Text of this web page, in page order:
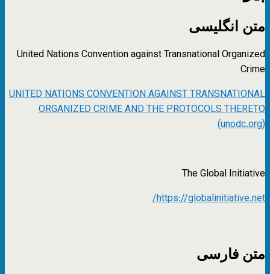
متن انگلیسی
United Nations Convention against Transnational Organized
Crime
UNITED NATIONS CONVENTION AGAINST TRANSNATIONAL
ORGANIZED CRIME AND THE PROTOCOLS THERETO
(unodc.org)
The Global Initiative
https://globalinitiative.net/
متن فارسی